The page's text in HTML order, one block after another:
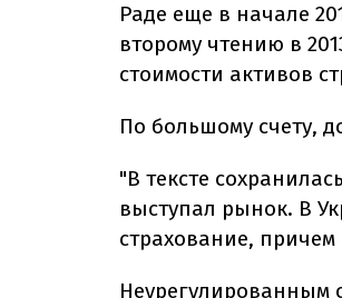
Раде еще в начале
второму чтению в
стоимости активов
По большому счету,
"В тексте
выступал рынок. В
страхование,
Неурегулированным